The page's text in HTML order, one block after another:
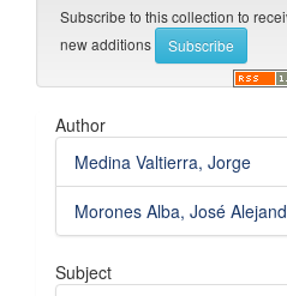
Subscribe to this collection to
new additions
Author
Medina Valtierra, Jorge
Morones Alba, José
Subject